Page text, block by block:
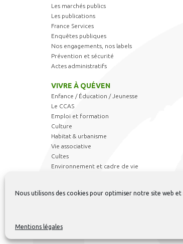
Nous utilisons des cookies pour optimiser notre site web et
Mentions légales
Les marchés publics
Les publications
France Services
Enquêtes publiques
Nos engagements, nos labels
Prévention et sécurité
Actes administratifs
VIVRE À QUÉVEN
Enfance / Éducation / Jeunesse
Le CCAS
Emploi et formation
Culture
Habitat & urbanisme
Vie associative
Cultes
Environnement et cadre de vie
Règlements et autorisations